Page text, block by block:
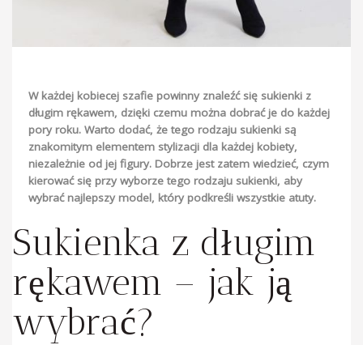
W każdej kobiecej szafie powinny znaleźć się sukienki z
długim rękawem, dzięki czemu można dobrać je do każdej
pory roku. Warto dodać, że tego rodzaju sukienki są
znakomitym elementem stylizacji dla każdej kobiety,
niezależnie od jej figury. Dobrze jest zatem wiedzieć, czym
kierować się przy wyborze tego rodzaju sukienki, aby
wybrać najlepszy model, który podkreśli wszystkie atuty.
Sukienka z długim
rękawem – jak ją
wybrać?